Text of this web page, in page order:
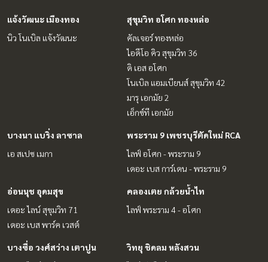
แจ้งวัฒนะ เมืองทอง
นิว โนเบิล แจ้งวัฒนะ
สุขุมวิท อโศก ทองหล่อ
คัลเจอร์ ทองหล่อ
ไอดีโอ คิว สุขุมวิท 36
ดิ เอส อโศก
โนเบิล แอมเบียนส์ สุขุมวิท 42
มารุ เอกมัย 2
เอ็กซ์ที เอกมัย
บางนา แบริ่ง ลาซาล
เอ สเปซ เมกา
พระราม 9 เพชรบุรีตัดใหม่ RCA
ไลฟ์ อโศก - พระราม 9
เดอะ เบส การ์เดน - พระราม 9
อ่อนนุช อุดมสุข
เดอะ ไลน์ สุขุมวิท 71
เดอะ เบส พาร์ค เวสต์
คลองเตย กล้วยน้ำไท
ไลฟ์ พระราม 4 - อโศก
บางซื่อ วงศ์สว่าง เตาปูน
วิทยุ ชิดลม หลังสวน